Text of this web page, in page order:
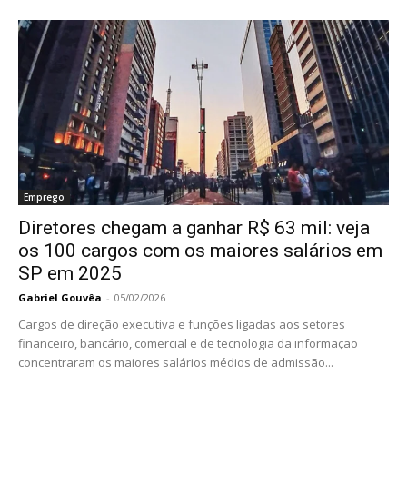
Emprego
Diretores chegam a ganhar R$ 63 mil: veja
os 100 cargos com os maiores salários em
SP em 2025
Gabriel Gouvêa - 05/02/2026
Cargos de direção executiva e funções ligadas aos setores
financeiro, bancário, comercial e de tecnologia da informação
concentraram os maiores salários médios de admissão...